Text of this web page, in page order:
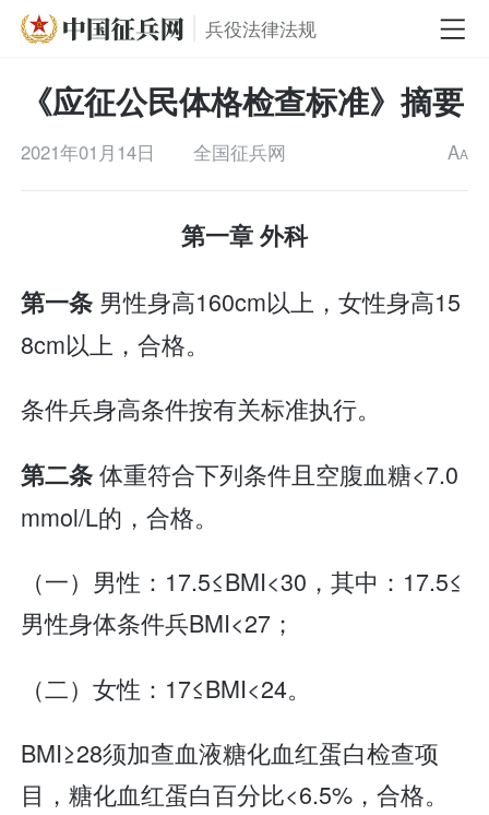
兵役法律法规
《应征公民体格检查标准》摘要
2021年01月14日 全国征兵网 AA
第一章 外科
第一条 男性身高160cm以上，女性身高15
8cm以上，合格。
条件兵身高条件按有关标准执行。
第二条体重符合下列条件且空腹血糖<7.0
mmol/L的，合格。
（一）男性：17.5≤BMI<30，其中：17.5≤
男性身体条件兵BMI<27；
（二）女性：17≤BMI<24。
BMI≥28须加查血液糖化血红蛋白检查项
目，糖化血红蛋白百分比<6.5%，合格。